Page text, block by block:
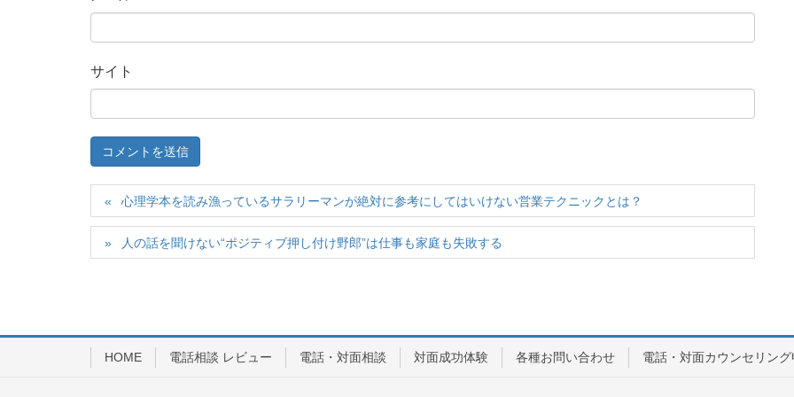
サイト
心理学本を読み漁っているサラリーマンが絶対に参考にしてはいけない営業テクニックとは？
人の話を聞けない“ポジティブ押し付け野郎”は仕事も家庭も失敗する
HOME 電話相談 レビュー 電話・対面相談 対面成功体験 各種お問い合わせ 電話・対面カウンセリン